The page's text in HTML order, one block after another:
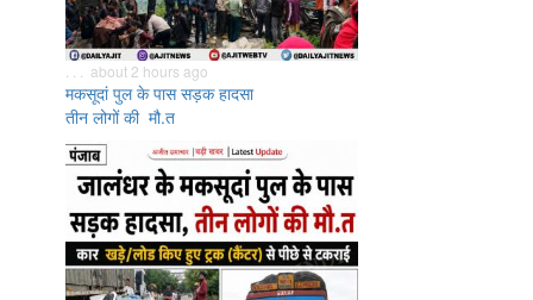
. . . about 2 hours ago
मकसूदां पुल के पास सड़क हादसा
तीन लोगों की मौ.त